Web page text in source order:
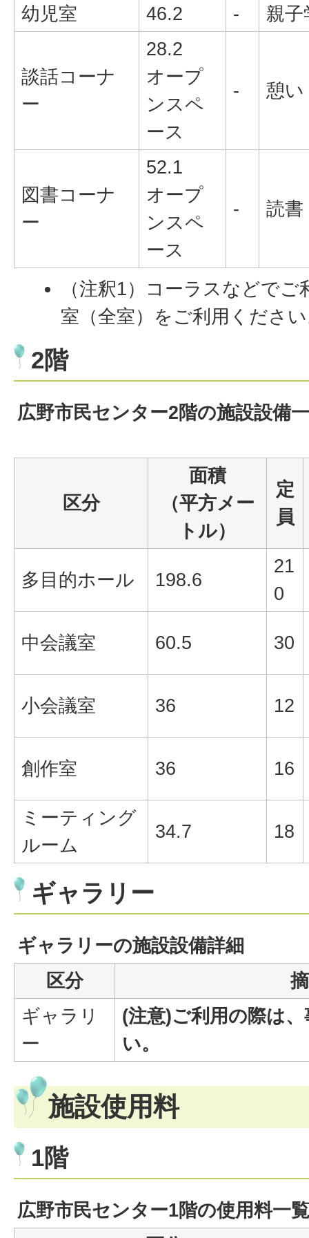
幼児室 46.2 - 親子
談話コーナ
ー
28.2
オープ
ンスペ
ース
- 憩い
図書コーナ
ー
52.1
オープ
ンスペ
ース
- 読書
（注釈1）コーラスなどで
室（全室）をご利用くださ
2階
広野市民センター2階の施設設備
区分
面積
（平方メー
トル）
定
員
多目的ホール 198.6
21
0
中会議室 60.5 30
小会議室 36 12
創作室 36 16
ミーティング
ルーム
34.7 18
ギャラリー
ギャラリーの施設設備詳細
区分
ギャラリ
ー
(注意)ご利用の際は
い。
施設使用料
1階
広野市民センター1階の使用料一覧